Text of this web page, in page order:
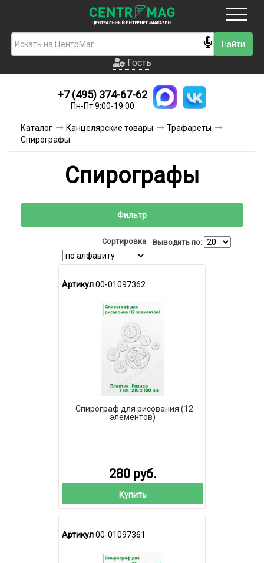
Гость
Новинки
Условия доставки
Контакты
Гость
+7 (495) 374-67-62
Пн-Пт 9:00-19:00
Каталог Канцелярские товары
Трафареты
Спирографы
Спирографы
Фильтр
Сортировка Выводить по:
Артикул00-01097362
Спирограф для рисования (12
элементов)
280 руб.
Купить
Артикул00-01097361